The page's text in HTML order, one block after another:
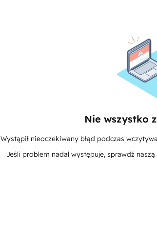
Nie wszystko
Wystąpił nieoczekiwany błąd podczas
Jeśli problem nadal występuje, sprawdź